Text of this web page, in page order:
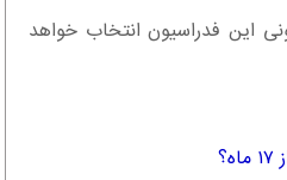
این فدراسیون انتخاب خواهد